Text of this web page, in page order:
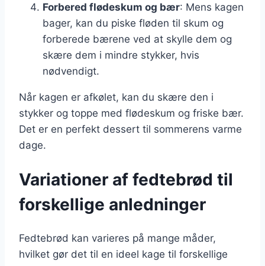
Forbered flødeskum og bær: Mens kagen
bager, kan du piske fløden til skum og
forberede bærene ved at skylle dem og
skære dem i mindre stykker, hvis
nødvendigt.
Når kagen er afkølet, kan du skære den i
stykker og toppe med flødeskum og friske bær.
Det er en perfekt dessert til sommerens varme
dage.
Variationer af fedtebrød til
forskellige anledninger
Fedtebrød kan varieres på mange måder,
hvilket gør det til en ideel kage til forskellige